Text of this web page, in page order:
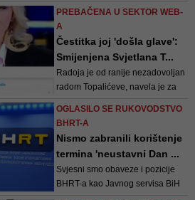
rođendan, Republiko"
PREBAČENA U SEKTOR WEB-
A
Čestitka joj 'došla glave':
Smijenjena Svjetlana T...
Radoja je od ranije nezadovoljan
radom Topalićeve, navela je za
OGLASILO SE RUKOVODSTVO
BHRT-A
Nismo zabranili korištenje
termina 'neustavni Dan ...
Svjesni smo obaveze i pozicije
BHRT-a kao Javnog servisa BiH